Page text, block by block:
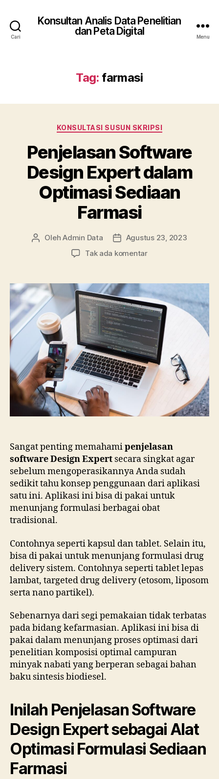
Cari
Konsultan Analis Data Penelitian
dan Peta Digital
Menu
Tag: farmasi
Kategori
KONSULTASI SUSUN SKRIPSI
Penjelasan Software
Design Expert dalam
Optimasi Sediaan
Farmasi
Penulis
OlehAdmin Data
Tanggal
Agustus 23, 2023
Tak ada komentarpada
Design
Expert
dalam
Optimasi
Sediaan
Farmasi
Sangat penting memahamipenjelasan
software Design Expert secara singkat agar
sebelum mengoperasikannya Anda sudah
sedikit tahu konsep penggunaan dari aplikasi
satu ini. Aplikasi ini bisa di pakai untuk
menunjang formulasi berbagai obat
tradisional.
Contohnya seperti kapsul dan tablet. Selain itu,
bisa di pakai untuk menunjang formulasi drug
delivery sistem. Contohnya seperti tablet lepas
lambat, targeted drug delivery (etosom, liposom
serta nano partikel).
Sebenarnya dari segi pemakaian tidak terbatas
pada bidang kefarmasian. Aplikasi ini bisa di
pakai dalam menunjang proses optimasi dari
penelitian komposisi optimal campuran
minyak nabati yang berperan sebagai bahan
baku sintesis biodiesel.
Inilah Penjelasan Software
Design Expert sebagai Alat
Optimasi Formulasi Sediaan
Farmasi